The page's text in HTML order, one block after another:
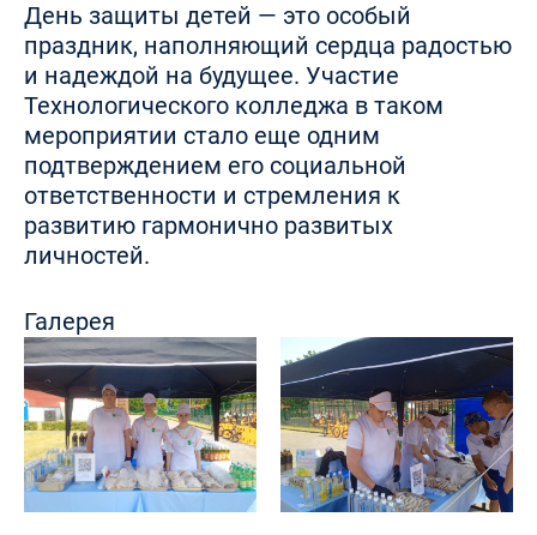
День защиты детей — это особый
праздник, наполняющий сердца радостью
и надеждой на будущее. Участие
Технологического колледжа в таком
мероприятии стало еще одним
подтверждением его социальной
ответственности и стремления к
развитию гармонично развитых
личностей.
Галерея